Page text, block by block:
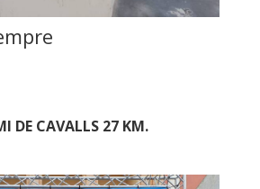
DE CAVALLS 27 KM.